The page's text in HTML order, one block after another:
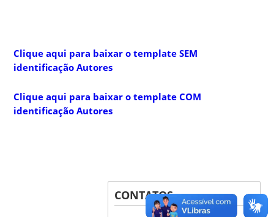
Clique aqui para baixar o template SEM
identificação Autores
Clique aqui para baixar o template COM
identificação Autores
CONTATOS